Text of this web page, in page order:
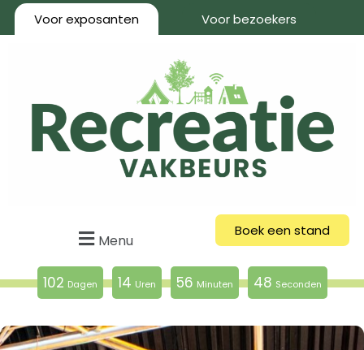
Voor exposanten Voor bezoekers
Menu
Boek een stand
102 Dagen 14 Uren 56 Minuten 47 Seconden